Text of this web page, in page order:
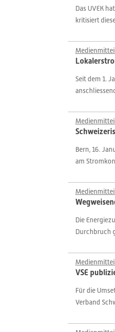
Das UVEK
kritisiert
Seit dem 1.
Bern, 16.
am
Die
Durchbruch
VSE
Für die
Verband